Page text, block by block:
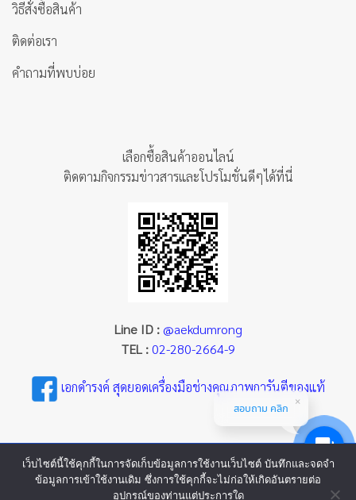
วิธีสั่งซื้อสินค้า
ติดต่อเรา
คำถามที่พบบ่อย
เลือกซื้อสินค้าออนไลน์
ติดตามกิจกรรมข่าวสารและโปรโมชั่นดีๆได้ที่นี่
Line ID : @aekdumrong
TEL : 02-280-2664-9
เอกดำรงค์ สุดยอดเครื่องมือช่างคุณภาพการันตีของแท้
เว็บไซต์นี้ใช้คุกกี้ในการจัดเก็บข้อมูลการใช้งานเว็บไซต์ บันทึกและจดจำ
ข้อมูลการเข้าใช้งานเดิม ซึ่งการใช้คุกกี้จะไม่ก่อให้เกิดอันตรายต่อ
อุปกรณ์ของท่านแต่ประการใด
สอบถาม คลิก